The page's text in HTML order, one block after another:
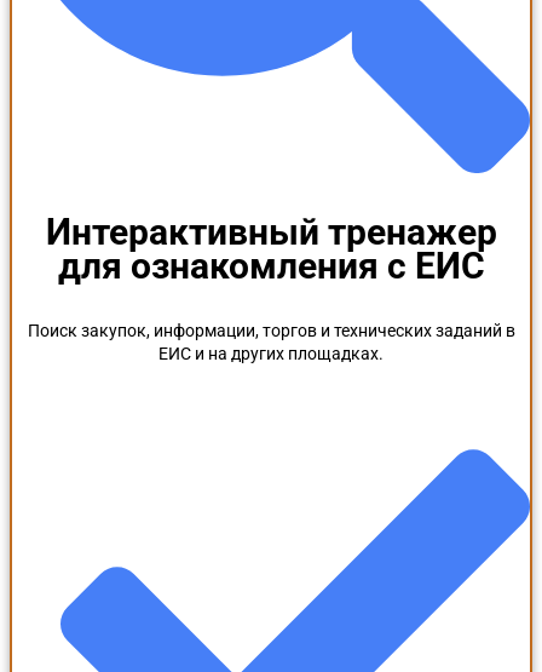
Интерактивный тренажер
для ознакомления с ЕИС
Поиск закупок, информации, торгов и технических заданий в
ЕИС и на других площадках.